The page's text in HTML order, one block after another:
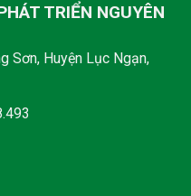
TRIỂN NGUYÊN
Sơn, Huyện Lục Ngạn,